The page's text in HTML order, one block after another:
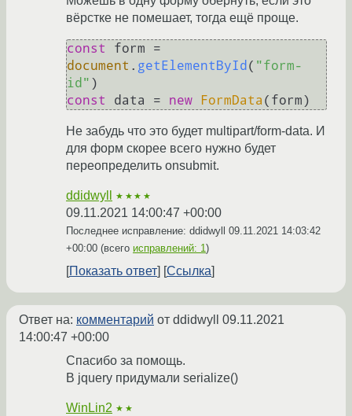
вёрстке не помешает, тогда ещё проще.
const
document . getElementById ( "form-
id"
const
data = new FormData
Не забудь что это будет multipart/form-data. И
для форм скорее всего нужно будет
переопределить onsubmit.
ddidwyll ★★★★
09.11.2021 14:00:47 +00:00
Последнее исправление: ddidwyll 09.11.2021 14:03:42
+00:00 (всего исправлений: 1)
Показать ответ Ссылка
Ответ на: комментарий от ddidwyll 09.11.2021
14:00:47 +00:00
Спасибо за помощь.
В jquery придумали serialize()
WinLin2 ★★